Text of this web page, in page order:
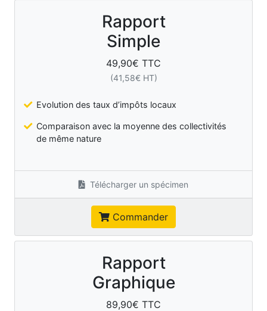
Rapport
Simple
49,90€ TTC
(41,58€ HT)
Evolution des taux d’impôts locaux
Comparaison avec la moyenne des collectivités
de même nature
Télécharger un spécimen
Commander
Rapport
Graphique
89,90€ TTC